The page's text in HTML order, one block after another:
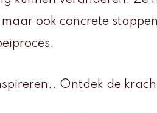
ook concrete
Ontdek de